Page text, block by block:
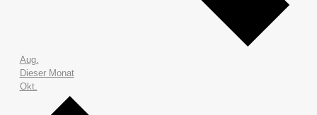
Aug.
Dieser Monat
Okt.